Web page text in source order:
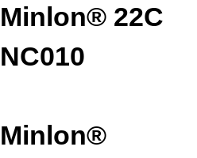
Minlon® 22C
NC010
Minlon®